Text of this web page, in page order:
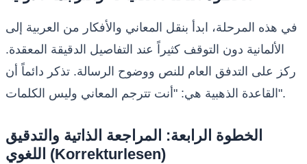
في هذه المرحلة، ابدأ بنقل المعاني والأفكار من العربية إلى
الألمانية دون التوقف كثيراً عند التفاصيل الدقيقة المعقدة.
ركز على التدفق العام للنص ووضوح الرسالة. تذكر دائماً أن
القاعدة الذهبية هي: "أنت تترجم المعاني وليس الكلمات".
الخطوة الرابعة: المراجعة الذاتية والتدقيق
اللغوي (Korrekturlesen)